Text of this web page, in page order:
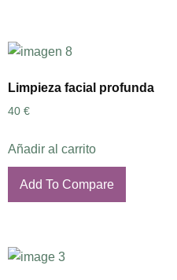
Limpieza facial profunda
40 €
Añadir al carrito
Add To Compare